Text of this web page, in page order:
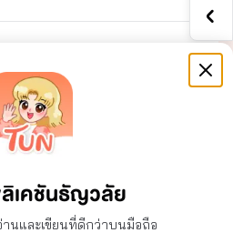
เคชันธัญวลัย
นและเขียนที่ดีกว่าบนมือถือ
ตที่​ ​1
​่า​ไป​ทำไ​ัหา​ไ้​พ​หัสื​
รา​ข​ารา​ทำให้​คที​่​้ห้า้ตา​